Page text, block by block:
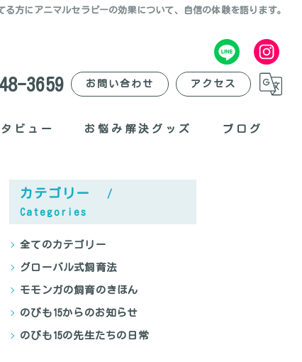
る方にアニマルセラピーの効果について、自信の体験を語ります。
3659 お問い合わせ アクセス
ビュー お悩み解決グッズ
臭いがする？
爪が痛い？
夜に退屈？
外出したい？
ポーチが不便？
あなたのフクロモモンガ鳴き声対策、間違ってませんか？
ブログ
カテゴリー
Categories
全てのカテゴリー
グローバル式飼育法
モモンガの飼育のきほん
のびも15からのお知らせ
のびも15の先生たちの日常